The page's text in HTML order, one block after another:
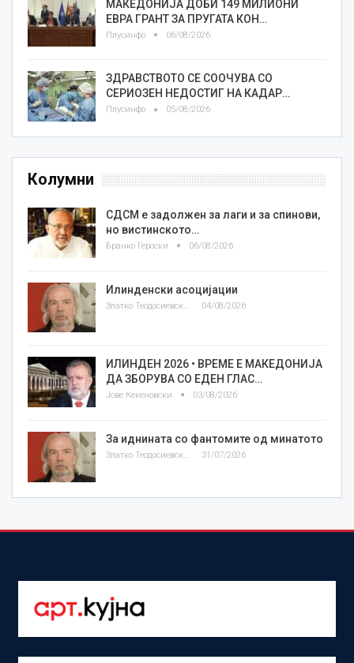
МАКЕДОНИЈА ДОБИ 149 МИЛИОНИ
ЕВРА ГРАНТ ЗА ПРУГАТА КОН…
Плусинфо 06/08/2026
ЗДРАВСТВОТО СЕ СООЧУВА СО
СЕРИОЗЕН НЕДОСТИГ НА КАДАР…
Плусинфо 05/08/2026
Колумни
СДСМ е задолжен за лаги и за спинови,
но вистинското…
Бранко Героски 06/08/2026
Илинденски асоцијации
Златко Теодосиевски 04/08/2026
ИЛИНДЕН 2026 • ВРЕМЕ Е МАКЕДОНИЈА
ДА ЗБОРУВА СО ЕДЕН ГЛАС…
Јове Кекеновски 03/08/2026
За иднината со фантомите од минатото
Златко Теодосиевски 31/07/2026